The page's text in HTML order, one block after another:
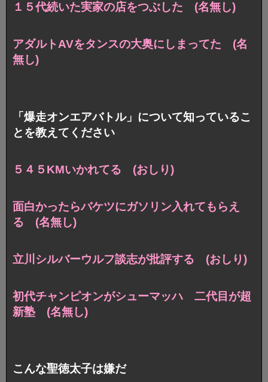
１５代続いた実家の店をつぶした (名無し)
アダルトAVをタンスの大奥にしまってた (名
無し)
「爆走オンエアバトル」について知っているこ
とを教えてください
５４５KMいかれてる (おしり)
面白かったらバケツにガソリン入れてもらえ
る (名無し)
立川シルバーウルフ談志が批評する (おしり)
初代チャンピオンがシューマッハ 二代目が超
新塾 (名無し)
こんな聖徳太子は嫌だ